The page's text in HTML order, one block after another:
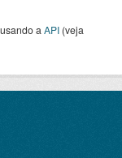
a API (veja